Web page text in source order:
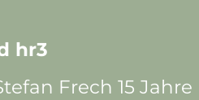
hr3
Frech 15 Jahre